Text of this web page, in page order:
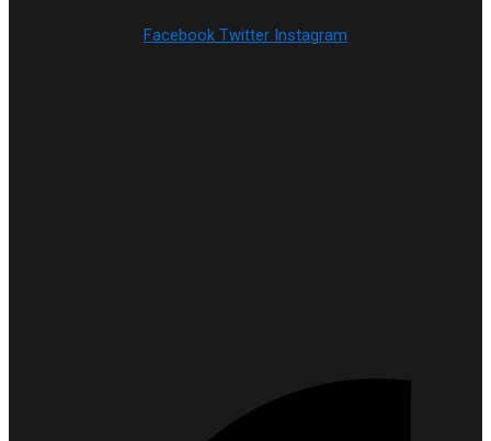
Facebook Twitter Instagram